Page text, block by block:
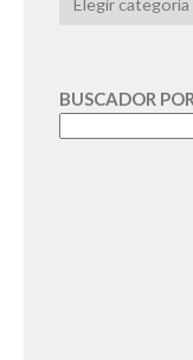
BUSCADOR